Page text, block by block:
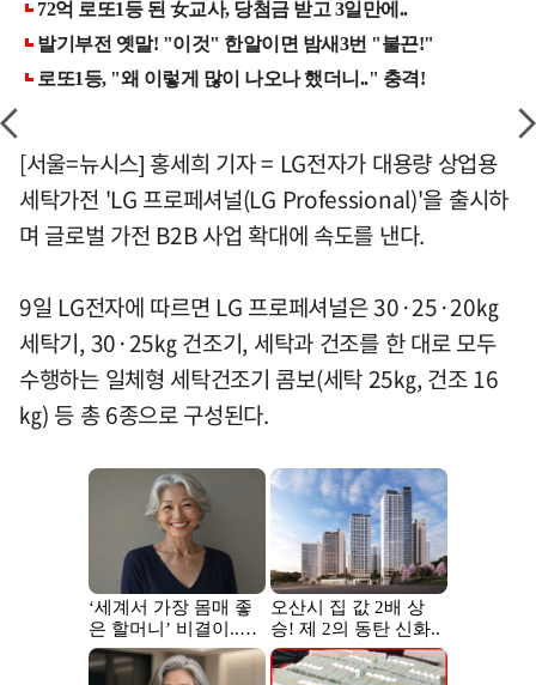
[서울=뉴시스] 홍세희 기자 = LG전자가 대용량 상업용
세탁가전 'LG 프로페셔널(LG Professional)'을 출시하
며 글로벌 가전 B2B 사업 확대에 속도를 낸다.
9일 LG전자에 따르면 LG 프로페셔널은 30·25·20㎏
세탁기, 30·25㎏ 건조기, 세탁과 건조를 한 대로 모두
수행하는 일체형 세탁건조기 콤보(세탁 25㎏, 건조 16
㎏) 등 총 6종으로 구성된다.